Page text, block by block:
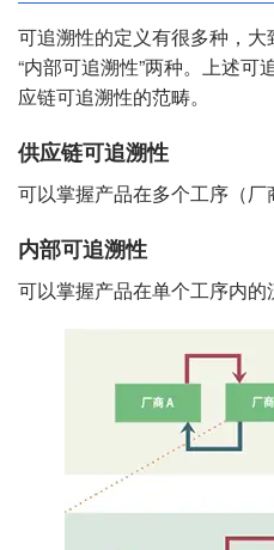
可追溯性的定义有很多种，大
“内部可追溯性”两种。上述
应链可追溯性的范畴。
供应链可追溯性
可以掌握产品在多个工序（厂
内部可追溯性
可以掌握产品在单个工序内的